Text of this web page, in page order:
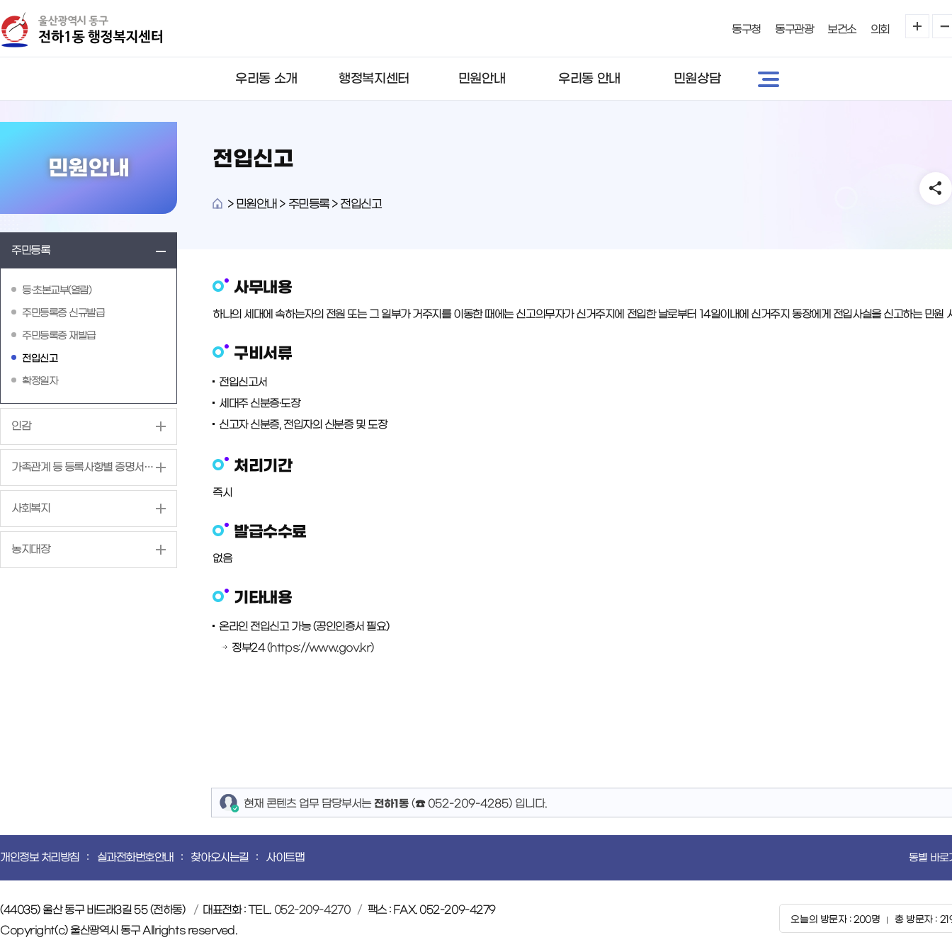
바
로
가
로
가
기
동구청 동구관광 보건소 의회
우리동 소개 행정복지센터 민원안내 우리동 안내 민원상담
민원안내
주민등록
등·초본교부(열람)
주민등록증 신규발급
주민등록증 재발급
전입신고
확정일자
인감
가족관계 등 등록사항별 증명서 발급
사회복지
농지대장
전입신고
>민원안내 > 주민등록 > 전입신고
사무내용
하나의 세대에 속하는자의 전원 또는 그 일부가 거주지를 이동한 때에는 신고의무자가 신거주지에 전입한 날로부터 14일이내에 신거주지 동장에게 전입사실을 신고하는 민원
구비서류
전입신고서
세대주 신분증·도장
신고자 신분증, 전입자의 신분증 및 도장
처리기간
즉시
발급수수료
없음
기타내용
온라인 전입신고 가능 (공인인증서 필요)
정부24(https://www.gov.kr)
현재 콘텐츠 업무 담당부서는 전하1동 (☎ 052-209-4285) 입니다.
개인정보 처리방침 실과전화번호안내 찾아오시는길 사이트맵 동별 바로
(44035) 울산 동구 바드래3길 55 (전하동) 대표전화 : TEL. 052-209-4270
팩스 : FAX. 052-209-4279
Copyright(c) 울산광역시 동구 Allrights reserved.
오늘의 방문자 : 200명 총 방문자 :